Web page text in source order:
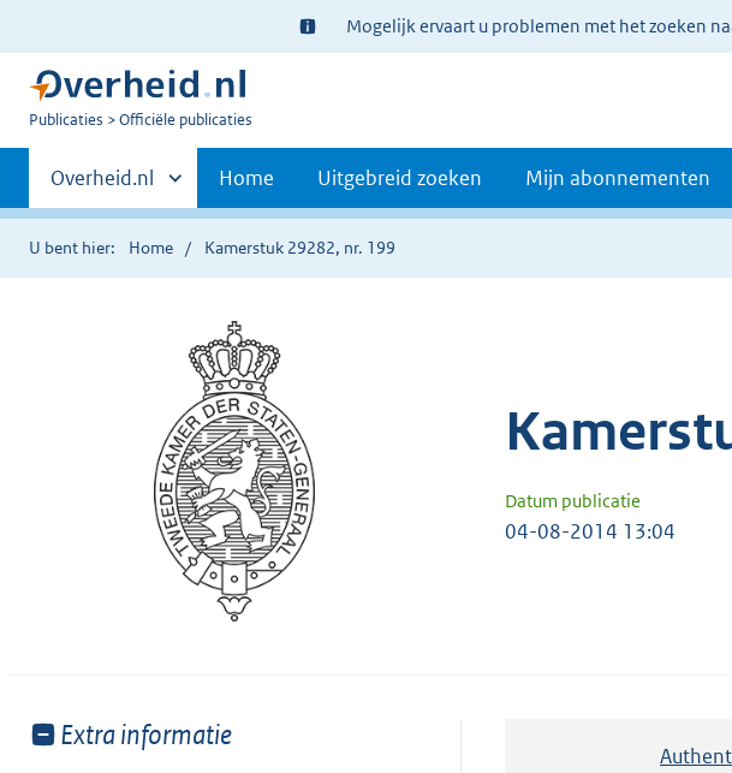
Ter
informatie:
Mogelijk ervaart u problemen met het zoeken
U
Publicaties Officiële publicaties
Primaire
navigatie
Andere
sites
binnen
Overheid.nl Home Uitgebreid zoeken Mijn abonnementen
U bent hier: Home Kamerstuk 29282, nr. 199
Datum publicatie
04-08-2014 13:04
Toon
Extra informatie